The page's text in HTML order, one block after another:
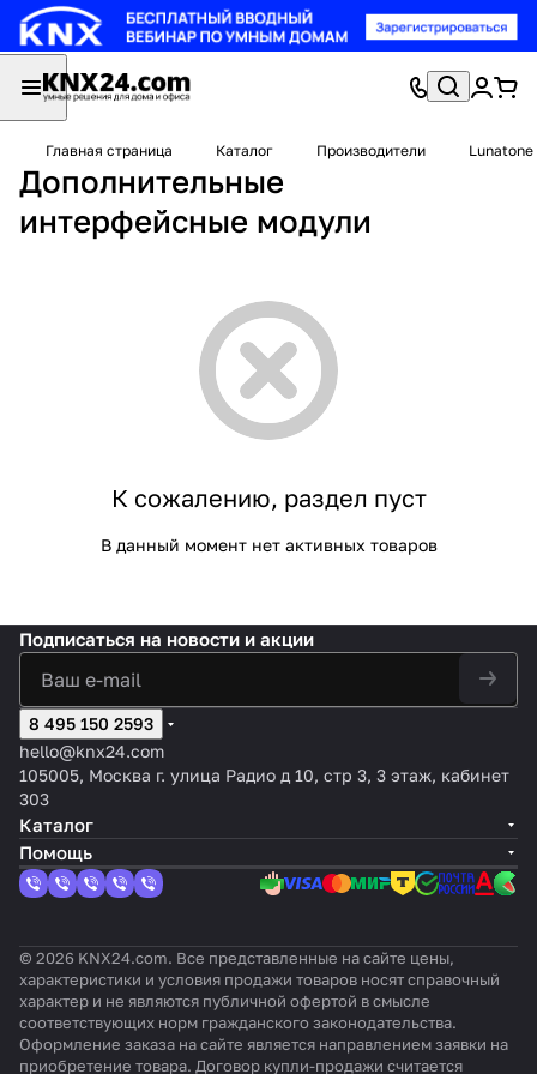
Главная страница Каталог Производители Lunatone
Дополнительные
интерфейсные модули
К сожалению, раздел пуст
В данный момент нет активных товаров
Подписаться на новости и акции
8 495 150 2593
hello@knx24.com
105005, Москва г. улица Радио д 10, стр 3, 3 этаж, кабинет
303
Каталог
Помощь
© 2026 KNX24.com. Все представленные на сайте цены,
характеристики и условия продажи товаров носят справочный
характер и не являются публичной офертой в смысле
соответствующих норм гражданского законодательства.
Оформление заказа на сайте является направлением заявки на
приобретение товара. Договор купли-продажи считается